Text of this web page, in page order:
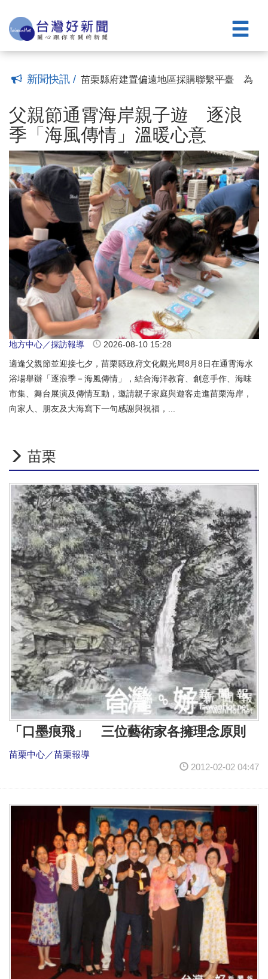
新聞快訊 /
「博施濟群」比喻如及時雨
苗縣府召開縣務會議 鍾東錦強調場館朝
完工及啟用目標
苗栗縣慶祝祖父母節 鍾東錦到場同樂祝
福大家做快樂的阿公阿婆「呷百二」
苗栗縣金牌農村說明會盛大開跑 縣府號
並肯定融入苗栗一分子(21:52)
苗栗縣府建置偏遠地區採購聯繫平臺 為
情」溫暖心意(15:28)
苗栗親子館暨托嬰中心揭牌 鍾東錦宣
布：9月起調降臨時托嬰費用
(07:26)
苗栗客家青少年訪問團前進馬來西亞 深
化國際客家文化交流(00:44)
苗栗玉清宮捐贈500萬元給縣府 挹注弱
勢家庭服務及長照醫療資源
(00:42)
陳財寶捐贈第三輛復康巴士 鍾東錦讚
「博施濟群」比喻如及時雨(00:35)
苗縣府召開縣務會議 鍾東錦強調場館朝
完工及啟用目標(00:45)
苗栗縣慶祝祖父母節 鍾東錦到場同樂祝
福大家做快樂的阿公阿婆「呷百二」
(00:37)
苗栗縣金牌農村說明會盛大開跑 縣府號
召農村社區打造最強代表隊(00:41)
榮服處表揚新住民幸福家庭 邱俐俐致賀
並肯定融入苗栗一分子(21:52)
苗栗縣府建置偏遠地區採購聯繫平臺 為
基層同仁打造採購防護網
(00:32)
父親節通霄海岸親子遊 逐浪
季「海風傳情」溫暖心意
地方中心／採訪報導
2026-08-10 15:28
適逢父親節並迎接七夕，苗栗縣政府文化觀光局8月8日在通霄海水
浴場舉辦「逐浪季－海風傳情」，結合海洋教育、創意手作、海味
市集、舞台展演及傳情互動，邀請親子家庭與遊客走進苗栗海岸，
向家人、朋友及大海寫下一句感謝與祝福，...
苗栗
「口墨痕飛」 三位藝術家各擁理念原則
苗栗中心／苗栗報導
2012-02-02 04:47